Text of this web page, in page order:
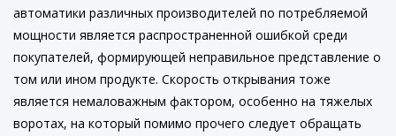
автоматики различных производителей по потребляемой
мощности является распространенной ошибкой среди
покупателей, формирующей неправильное представление о
том или ином продукте. Скорость открывания тоже
является немаловажным фактором, особенно на тяжелых
воротах, на который помимо прочего следует обращать